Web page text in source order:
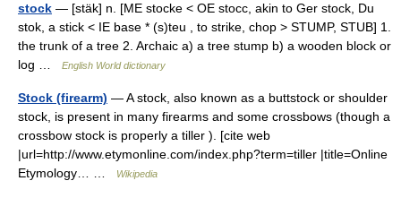
stock — [stäk] n. [ME stocke < OE stocc, akin to Ger stock, Du
stok, a stick < IE base * (s)teu , to strike, chop > STUMP, STUB] 1.
the trunk of a tree 2. Archaic a) a tree stump b) a wooden block or
log …
English World dictionary
Stock (firearm) — A stock, also known as a buttstock or shoulder
stock, is present in many firearms and some crossbows (though a
crossbow stock is properly a tiller ). [cite web
|url=http://www.etymonline.com/index.php?term=tiller |title=Online
Etymology… …
Wikipedia